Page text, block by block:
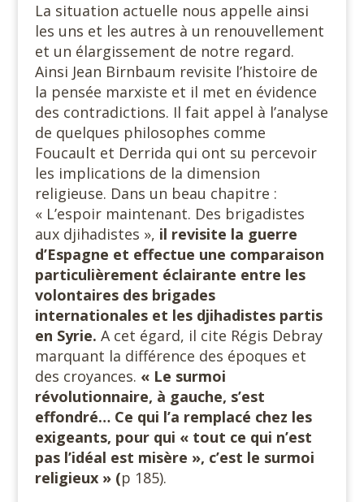
La situation actuelle nous appelle ainsi
les uns et les autres à un renouvellement
et un élargissement de notre regard.
Ainsi Jean Birnbaum revisite l’histoire de
la pensée marxiste et il met en évidence
des contradictions. Il fait appel à l’analyse
de quelques philosophes comme
Foucault et Derrida qui ont su percevoir
les implications de la dimension
religieuse. Dans un beau chapitre :
« L’espoir maintenant. Des brigadistes
aux djihadistes », il revisite la guerre
d’Espagne et effectue une comparaison
particulièrement éclairante entre les
volontaires des brigades
internationales et les djihadistes partis
en Syrie. A cet égard, il cite Régis Debray
marquant la différence des époques et
des croyances. « Le surmoi
révolutionnaire, à gauche, s’est
effondré… Ce qui l’a remplacé chez les
exigeants, pour qui « tout ce qui n’est
pas l’idéal est misère », c’est le surmoi
religieux » (p 185).